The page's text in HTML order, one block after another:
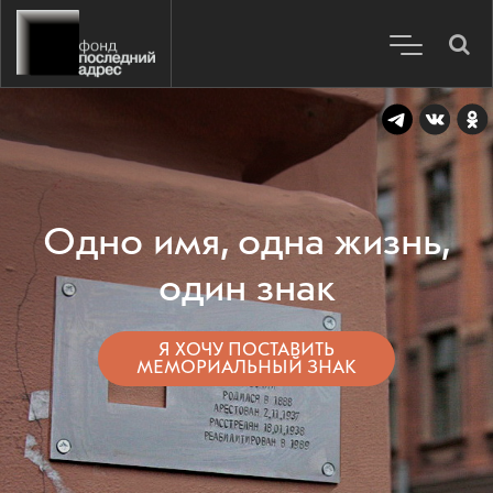
Одно имя, одна жизнь,
один знак
Я ХОЧУ ПОСТАВИТЬ
МЕМОРИАЛЬНЫЙ ЗНАК